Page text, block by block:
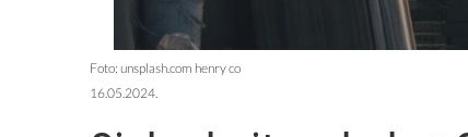
Foto: unsplash.com henry co
16.05.2024.